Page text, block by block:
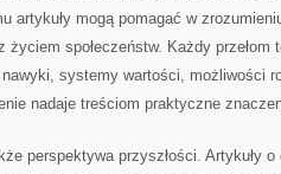
artykuły mogą pomagać w
życiem społeczeństw. Każdy
systemy wartości, możliwości
nadaje treściom praktyczne
perspektywa przyszłości. Artykuły